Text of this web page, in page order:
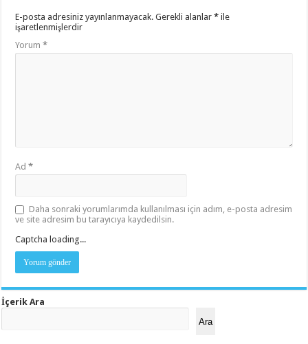
E-posta adresiniz yayınlanmayacak. Gerekli alanlar* ile
işaretlenmişlerdir
Yorum*
Ad*
Daha sonraki yorumlarımda kullanılması için adım, e-posta adresim
ve site adresim bu tarayıcıya kaydedilsin.
Captcha loading...
İçerik Ara
Ara